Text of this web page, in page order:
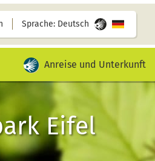
Sprache: Deutsch
Video mit
Anreise und Unterkunft
Eifel